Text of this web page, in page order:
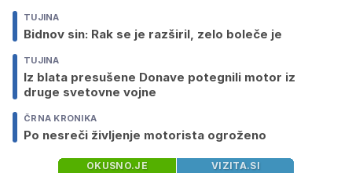
TUJINA
Bidnov sin: Rak se je razširil, zelo boleče je
TUJINA
Iz blata presušene Donave potegnili motor iz
druge svetovne vojne
ČRNA KRONIKA
Po nesreči življenje motorista ogroženo
OKUSNO.JE VIZITA.SI